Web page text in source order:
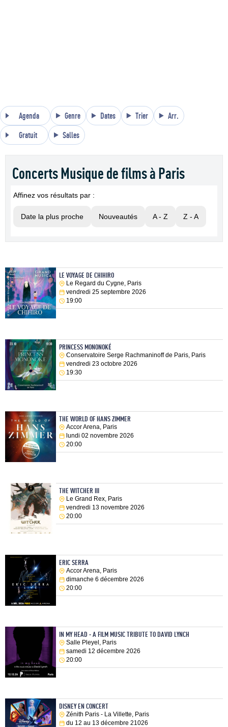
Agenda Genre Dates Trier Arr.
Gratuit Salles
Concerts Musique de films à Paris
Affinez vos résultats par :
Date la plus proche Nouveautés A - Z Z - A
LE VOYAGE DE CHIHIRO
Le Regard du Cygne, Paris
vendredi 25 septembre 2026
19:00
PRINCESS MONONOKÉ
Conservatoire Serge Rachmaninoff de Paris, Paris
vendredi 23 octobre 2026
19:30
THE WORLD OF HANS ZIMMER
Accor Arena, Paris
lundi 02 novembre 2026
20:00
THE WITCHER III
Le Grand Rex, Paris
vendredi 13 novembre 2026
20:00
ERIC SERRA
Accor Arena, Paris
dimanche 6 décembre 2026
20:00
IN MY HEAD - A FILM MUSIC TRIBUTE TO DAVID LYNCH
Salle Pleyel, Paris
samedi 12 décembre 2026
20:00
DISNEY EN CONCERT
Zénith Paris - La Villette, Paris
du 12 au 13 décembre 21026